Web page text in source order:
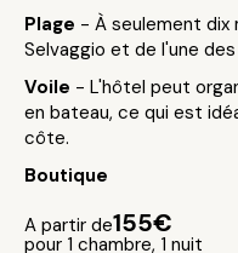
Plage - À seulement dix
Selvaggio et de l'une
Voile - L'hôtel peut
en bateau, ce qui est
côte.
Boutique
A partir de155€
pour 1 chambre, 1 nuit